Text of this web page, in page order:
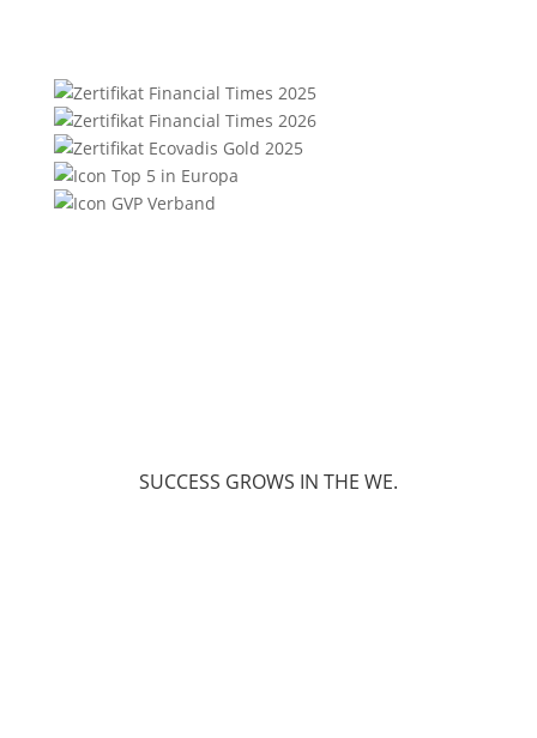
SUCCESS GROWS IN THE WE.